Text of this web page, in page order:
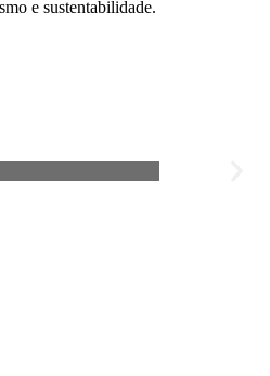
e sustentabilidade.